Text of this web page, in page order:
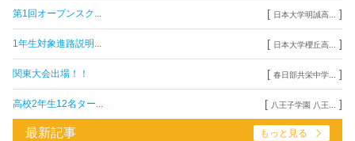
第1回オープンスク... [ 日本大学明誠高... ]
1年生対象進路説明... [ 日本大学櫻丘高... ]
関東大会出場！！ [ 春日部共栄中学... ]
高校2年生12名ター... [ 八王子学園 八王... ]
最新記事 もっと見る